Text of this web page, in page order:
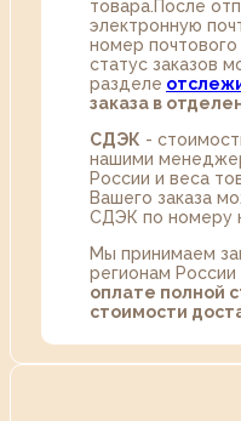
товара.После
электронную
номер
статус заказов
разделе
заказа в
СДЭК -
нашими
России и веса
Вашего заказа
СДЭК по номеру
Мы принимаем
регионам России
оплате полной
стоимости